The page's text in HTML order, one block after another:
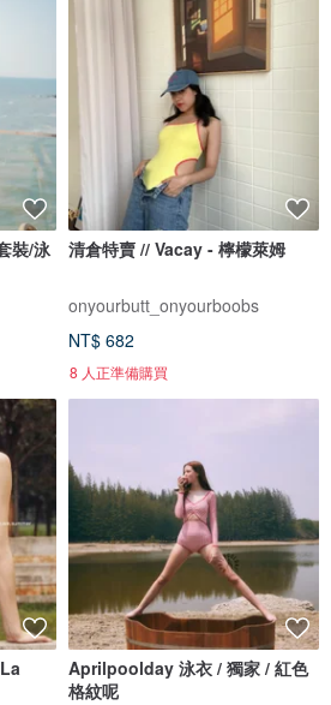
裝/泳
清倉特賣 // Vacay - 檸檬萊姆
onyourbutt_onyourboobs
NT$ 682
8 人正準備購買
Aprilpoolday 泳衣 / 獨家 / 紅色
格紋呢